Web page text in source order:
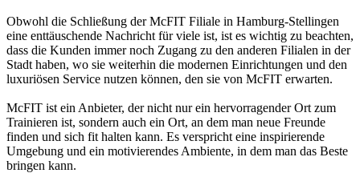
Obwohl die Schließung der McFIT Filiale in Hamburg-Stellingen
eine enttäuschende Nachricht für viele ist, ist es wichtig zu beachten,
dass die Kunden immer noch Zugang zu den anderen Filialen in der
Stadt haben, wo sie weiterhin die modernen Einrichtungen und den
luxuriösen Service nutzen können, den sie von McFIT erwarten.
McFIT ist ein Anbieter, der nicht nur ein hervorragender Ort zum
Trainieren ist, sondern auch ein Ort, an dem man neue Freunde
finden und sich fit halten kann. Es verspricht eine inspirierende
Umgebung und ein motivierendes Ambiente, in dem man das Beste
bringen kann.